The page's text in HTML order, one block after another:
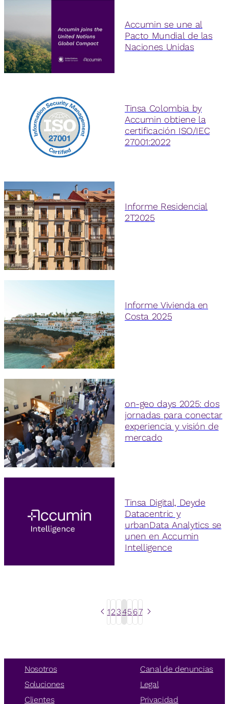
Accumin se une al
Pacto Mundial de las
Naciones Unidas
Tinsa Colombia by
Accumin obtiene la
certificación ISO/IEC
27001:2022
Informe Residencial
2T2025
Informe Vivienda en
Costa 2025
on-geo days 2025: dos
jornadas para conectar
experiencia y visión de
mercado
Tinsa Digital, Deyde
Datacentric y
urbanData Analytics se
unen en Accumin
Intelligence
12345 67
Nosotros
Soluciones
Clientes
Canal de denuncias
Legal
Privacidad